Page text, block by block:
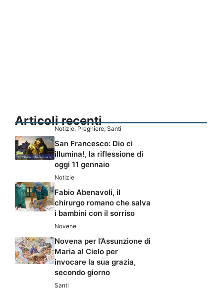
Articoli recenti
Notizie, Preghiere, Santi
San Francesco: Dio ci
illumina!, la riflessione di
oggi 11 gennaio
Notizie
Fabio Abenavoli, il
chirurgo romano che salva
i bambini con il sorriso
Novene
Novena per l’Assunzione di
Maria al Cielo per
invocare la sua grazia,
secondo giorno
Santi